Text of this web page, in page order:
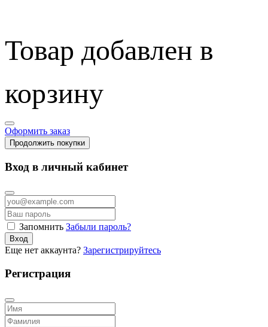
Товар добавлен в
корзину
Оформить заказ
Продолжить покупки
Вход в личный кабинет
Запомнить Забыли пароль?
Вход
Еще нет аккаунта? Зарегистрируйтесь
Регистрация